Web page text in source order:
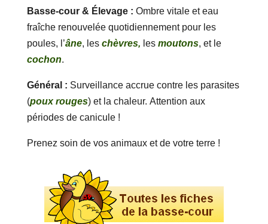
Basse-cour & Élevage : Ombre vitale et eau
fraîche renouvelée quotidiennement pour les
poules, l’âne, les chèvres, les moutons, et le
cochon.
Général : Surveillance accrue contre les parasites
(poux rouges) et la chaleur. Attention aux
périodes de canicule !
Prenez soin de vos animaux et de votre terre !